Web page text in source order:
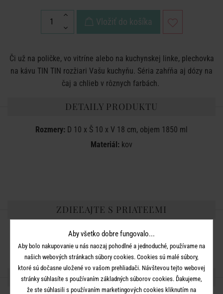
Vložiť do košíka
Či už na poličke, vo vitríne alebo na kuchynskej linke, plechovka
na kávu TIN TIN rozžiari Vašu kuchyňu. Séria zahŕňa aj dózy na
čaj a chlieb v rôznych farbách.
DETAILY PRODUKTU
Rozmery: D 10 x Š 10 x V 18 cm, objem 1850 ml
Materiál: kov
ZDIEĽAJTE S PRIATEĽMI
ĎALŠIE PRODUKTY ZO SÉRIE
Aby všetko dobre fungovalo...
Aby bolo nakupovanie u nás naozaj pohodlné a jednoduché, používame na
našich webových stránkach súbory cookies. Cookies sú malé súbory,
ktoré sú dočasne uložené vo vašom prehliadači. Návštevou tejto webovej
stránky súhlasíte s používaním základných súborov cookies. Ďakujeme,
že ste súhlasili s používaním marketingových cookies kliknutím na